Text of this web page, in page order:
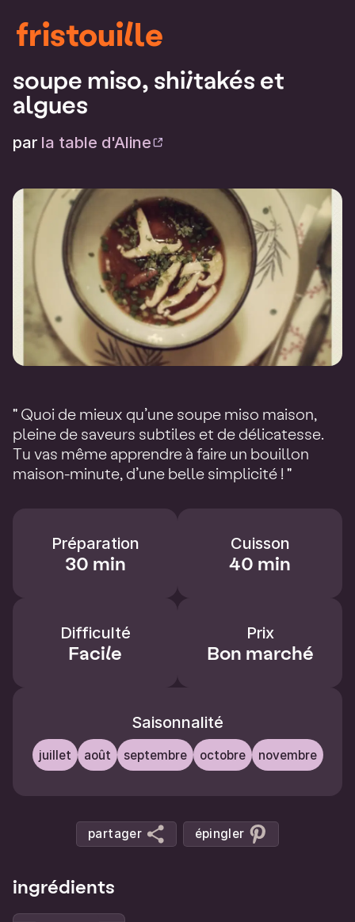
fristouille
soupe miso, shiitakés et
algues
par la table d'Aline
" Quoi de mieux qu’une soupe miso maison,
pleine de saveurs subtiles et de délicatesse.
Tu vas même apprendre à faire un bouillon
maison-minute, d’une belle simplicité ! "
Préparation
30 min
Cuisson
40 min
Difficulté
Facile
Prix
Bon marché
Saisonnalité
juillet août septembre octobre novembre
partager épingler
ingrédients